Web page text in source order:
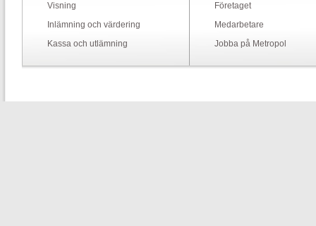
Visning
Inlämning och värdering
Kassa och utlämning
Företaget
Medarbetare
Jobba på Metropol